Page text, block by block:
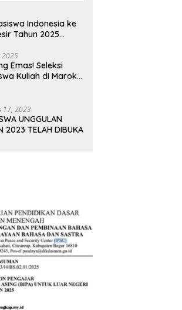
Indonesia ke
Tahun 2025
2025
Emas! Seleksi
Kuliah di Maroko
17, 2023
UNGGULAN
2023 TELAH DIBUKA